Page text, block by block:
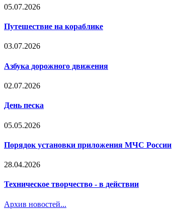
05.07.2026
Путешествие на кораблике
03.07.2026
Азбука дорожного движения
02.07.2026
День песка
05.05.2026
Порядок установки приложения МЧС России
28.04.2026
Техническое творчество - в действии
Архив новостей...